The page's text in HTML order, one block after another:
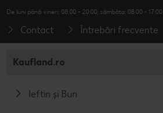
De luni până vineri: 08:00 - 20:00; sâmbăta: 08:00 - 17:00
Contact Întrebări frecvente
Kaufland.ro
Ieftin și Bun